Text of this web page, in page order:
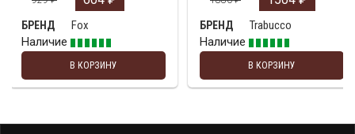
БРЕНД
Fox
Наличие
В КОРЗИНУ
БРЕНД
Trabucco
Наличие
В КОРЗИНУ